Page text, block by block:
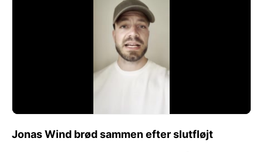
Jonas Wind brød sammen efter slutfløjt